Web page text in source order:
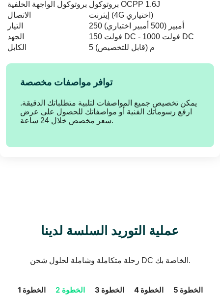
بروتوكول الواجهة الخلفية
بروتوكول OCPP 1.6J
الاتصال
إيثرنت (4G اختياري)
التيار
250 أمبير (500 أمبير اختياري)
الجهد
150 فولت DC - 1000 فولت DC
الكابل
5 م (قابل للتخصيص)
توافر مواصفات مخصصة
يمكن تخصيص جميع المواصفات لتلبية متطلباتك الدقيقة.
ارفع رسوماتك الفنية أو مواصفاتك للحصول على عرض
سعر مخصص خلال 24 ساعة.
عملية التوريد السلسة لدينا
رحلة متكاملة وشاملة لحلول شحن DC الخاصة بك.
الخطوة 1 الخطوة 2 الخطوة 3 الخطوة 4
الخطوة 5